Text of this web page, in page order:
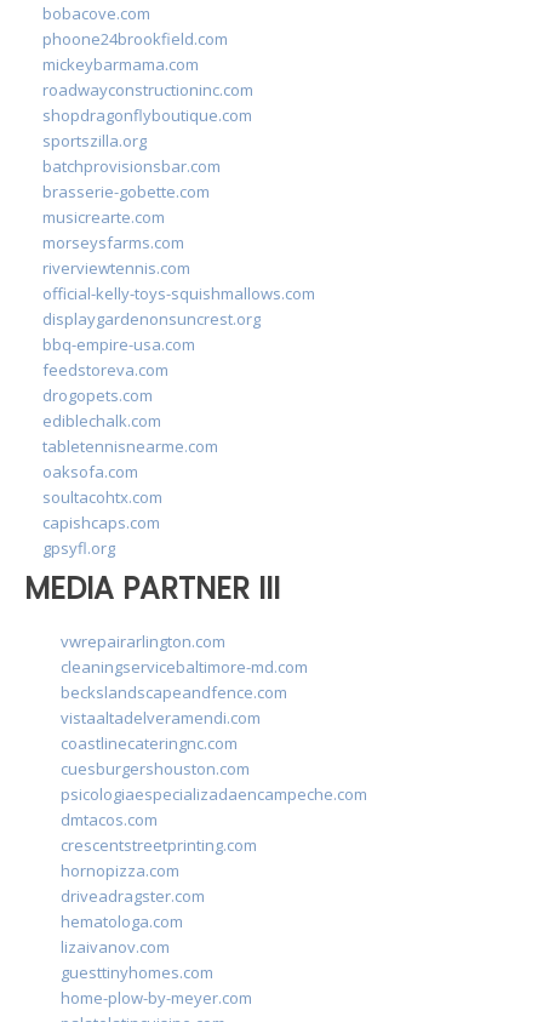
bobacove.com
phoone24brookfield.com
mickeybarmama.com
roadwayconstructioninc.com
shopdragonflyboutique.com
sportszilla.org
batchprovisionsbar.com
brasserie-gobette.com
musicrearte.com
morseysfarms.com
riverviewtennis.com
official-kelly-toys-squishmallows.com
displaygardenonsuncrest.org
bbq-empire-usa.com
feedstoreva.com
drogopets.com
ediblechalk.com
tabletennisnearme.com
oaksofa.com
soultacohtx.com
capishcaps.com
gpsyfl.org
MEDIA PARTNER III
vwrepairarlington.com
cleaningservicebaltimore-md.com
beckslandscapeandfence.com
vistaaltadelveramendi.com
coastlinecateringnc.com
cuesburgershouston.com
psicologiaespecializadaencampeche.com
dmtacos.com
crescentstreetprinting.com
hornopizza.com
driveadragster.com
hematologa.com
lizaivanov.com
guesttinyhomes.com
home-plow-by-meyer.com